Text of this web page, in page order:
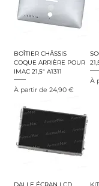
BOÎTIER CHÂSSIS
COQUE ARRIÈRE POUR
IMAC 21,5" A1311
À partir de 24,90 €
Prix promotionnel
À